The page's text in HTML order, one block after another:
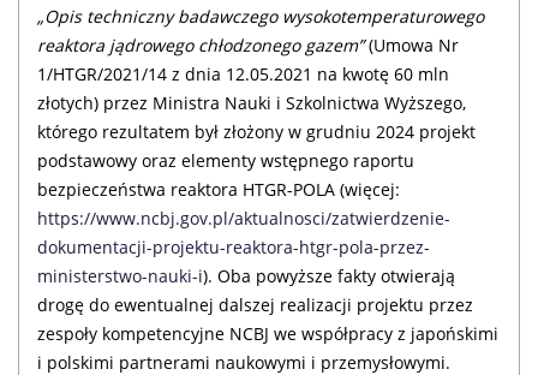
„Opis techniczny badawczego wysokotemperaturowego
reaktora jądrowego chłodzonego gazem”(Umowa Nr
1/HTGR/2021/14 z dnia 12.05.2021 na kwotę 60 mln
złotych) przez Ministra Nauki i Szkolnictwa Wyższego,
którego rezultatem był złożony w grudniu 2024 projekt
podstawowy oraz elementy wstępnego raportu
bezpieczeństwa reaktora HTGR-POLA (więcej:
https://www.ncbj.gov.pl/aktualnosci/zatwierdzenie-
dokumentacji-projektu-reaktora-htgr-pola-przez-
ministerstwo-nauki-i). Oba powyższe fakty otwierają
drogę do ewentualnej dalszej realizacji projektu przez
zespoły kompetencyjne NCBJ we współpracy z japońskimi
i polskimi partnerami naukowymi i przemysłowymi.